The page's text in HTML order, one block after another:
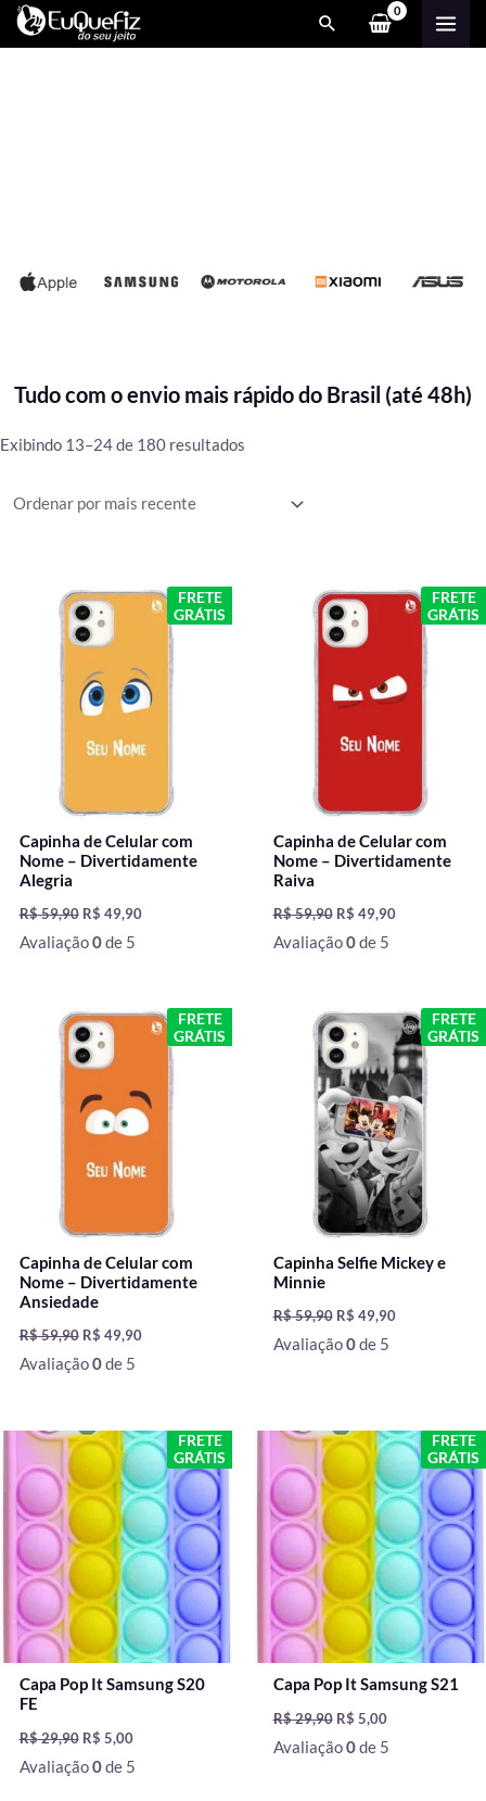
Tudo com o envio mais rápido do Brasil (até 48h)
Exibindo 13–24 de 180 resultados
FRETE
GRÁTIS
Capinha de Celular com
Nome – Divertidamente
Alegria
R$59,90
O
preço
original
era:
R$ 59,90.
R$ 49,90
O
preço
atual
R$ 49,90.
Avaliação0de 5
FRETE
GRÁTIS
Capinha de Celular com
Nome – Divertidamente
Raiva
R$59,90
O
preço
original
era:
R$ 49,90
O
preço
atual
R$ 49,90.
Avaliação0de 5
FRETE
GRÁTIS
Capinha de Celular com
Nome – Divertidamente
Ansiedade
R$59,90
O
preço
original
era:
R$ 59,90.
R$ 49,90
O
preço
atual
R$ 49,90.
Avaliação0de 5
FRETE
GRÁTIS
Capinha Selfie Mickey e
Minnie
R$59,90
O
preço
original
era:
R$ 59,90.
R$ 49,90
O
preço
atual
é:
R$ 49,90.
Avaliação0de 5
FRETE
GRÁTIS
Capa Pop It Samsung S20
FE
R$29,90
O
preço
original
era:
R$ 29,90.
R$ 5,00
O
preço
atual
é:
R$ 5,00.
Avaliação0de 5
FRETE
GRÁTIS
Capa Pop It Samsung S21
R$29,90
O
preço
original
era:
R$ 29,90.
R$ 5,00
O
preço
atual
é:
R$ 5,00.
Avaliação0de 5